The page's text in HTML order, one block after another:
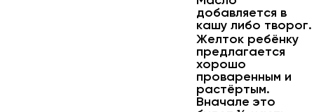
добавляется в
кашу либо творог.
Желток ребёнку
предлагается
хорошо
проваренным и
растёртым.
Вначале это